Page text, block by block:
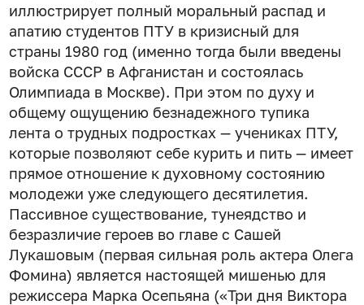
иллюстрирует полный моральный распад и
апатию студентов ПТУ в кризисный для
страны 1980 год (именно тогда были введены
войска СССР в Афганистан и состоялась
Олимпиада в Москве). При этом по духу и
общему ощущению безнадежного тупика
лента о трудных подростках — учениках ПТУ,
которые позволяют себе курить и пить — имеет
прямое отношение к духовному состоянию
молодежи уже следующего десятилетия.
Пассивное существование, тунеядство и
безразличие героев во главе с Сашей
Лукашовым (первая сильная роль актера Олега
Фомина) является настоящей мишенью для
режиссера Марка Осепьяна («Три дня Виктора